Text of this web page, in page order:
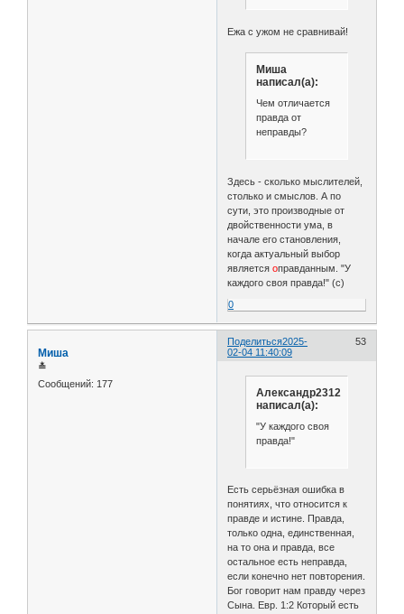
Ежа с ужом не сравнивай!
Миша
написал(а):
Чем отличается
правда от
неправды?
Здесь - сколько мыслителей,
столько и смыслов. А по
сути, это производные от
двойственности ума, в
начале его становления,
когда актуальный выбор
являетсяоправданным. "У
каждого своя правда!" (с)
0
Поделиться 53
2025-
02-04 11:40:09
Миша
≛
Сообщений: 177
Александр2312
написал(а):
"У каждого своя
правда!"
Есть серьёзная ошибка в
понятиях, что относится к
правде и истине. Правда,
только одна, единственная,
на то она и правда, все
остальное есть неправда,
если конечно нет повторения.
Бог говорит нам правду через
Сына. Евр. 1:2 Который есть